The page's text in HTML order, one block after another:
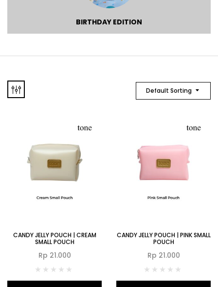
BIRTHDAY EDITION
Default Sorting
CANDY JELLY POUCH | CREAM
SMALL POUCH
Rp 21.000
CANDY JELLY POUCH | PINK SMALL
POUCH
Rp 21.000